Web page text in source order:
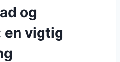
og
vigtig